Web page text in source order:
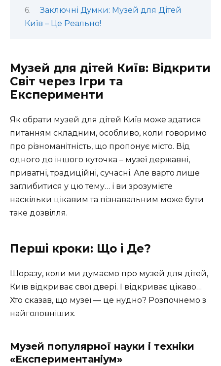
Заключні Думки: Музей для Дітей
Київ – Це Реально!
Музей для дітей Київ: Відкрити
Світ через Ігри та
Експерименти
Як обрати музей для дітей Київ може здатися
питанням складним, особливо, коли говоримо
про різноманітність, що пропонує місто. Від
одного до іншого куточка – музеї державні,
приватні, традиційні, сучасні. Але варто лише
заглибитися у цю тему… і ви зрозумієте
наскільки цікавим та пізнавальним може бути
таке дозвілля.
Перші кроки: Що і Де?
Щоразу, коли ми думаємо про музей для дітей,
Київ відкриває свої двері. І відкриває цікаво…
Хто сказав, що музеї — це нудно? Розпочнемо з
найголовніших.
Музей популярної науки і техніки
«Експериментаніум»